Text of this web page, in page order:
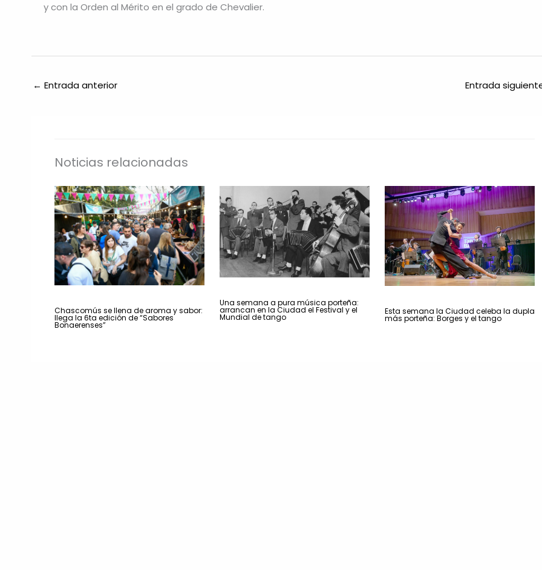
y con la Orden al Mérito en el grado de Chevalier.
← Entrada anterior Entrada
Noticias relacionadas
Chascomús se llena de aroma y sabor:
llega la 6ta edición de “Sabores
Bonaerenses”
Una semana a pura música porteña:
arrancan en la Ciudad el Festival y el
Mundial de tango
Esta semana la Ciudad celeba la dupla
más porteña: Borges y el tango